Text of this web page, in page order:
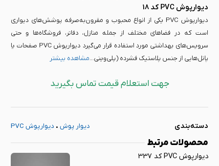
دیوارپوش PVC کد 18
دیوارپوش PVC یکی از انواع محبوب و مقرون‌به‌صرفه پوشش‌های دیواری
است که در فضاهای مختلف از جمله منازل، دفاتر، فروشگاه‌ها و حتی
سرویس‌های بهداشتی مورد استفاده قرار می‌گیرد دیوارپوش PVC صفحات یا
پانل‌هایی از جنس پلاستیک فشرده (پلی‌وینی...مشاهده بیشتر
جهت استعلام قیمت تماس بگیرید
دسته‌بندی دیوار پوش • دیوارپوش PVC
محصولات مرتبط
دیوارپوش PVC کد 337